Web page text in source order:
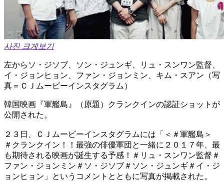
사진 크게보기
左からソ・ジソブ、ソン・ジュンギ、リュ・スンワン監督、
イ・ジョンヒョン、ファン・ジョンミン、キム・スアン（写
真＝ＣＪムービーインスタグラム）
韓国映画『軍艦島』（原題）クランクインの認証ショットが
公開された。
２３日、ＣＪムービーインスタグラムには「＜＃軍艦島＞
＃クランクイン！！最強の俳優軍団と一緒に２０１７年、最
も期待される映画が誕生する予感！＃リュ・スンワン監督＃
ファン・ジョンミン＃ソ・ジソブ＃ソン・ジュンギ＃イ・ジ
ョンヒョン」というコメントとともに写真が掲載された。